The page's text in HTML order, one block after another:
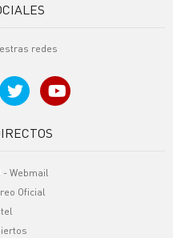
redes
- Webmail
Oficial